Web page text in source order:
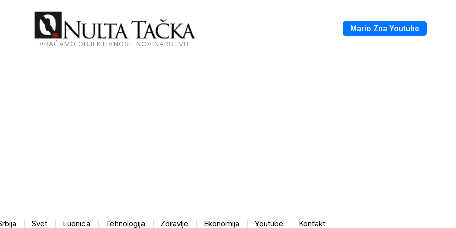
VRAĆAMO OBJEKTIVNOST NOVINARSTVU
Mario Zna Youtube
Svet Ludnica Tehnologija Zdravlje Ekonomija Youtube Kontakt